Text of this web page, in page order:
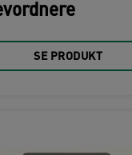
SE PRODUKT